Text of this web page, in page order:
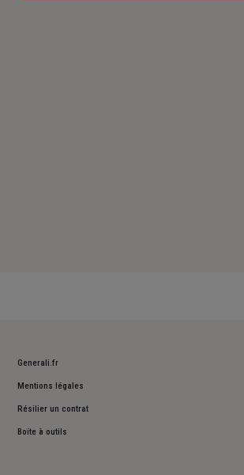
Generali.fr
Mentions légales
Résilier un contrat
Boite à outils